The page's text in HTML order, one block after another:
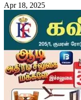
Apr 18, 2025